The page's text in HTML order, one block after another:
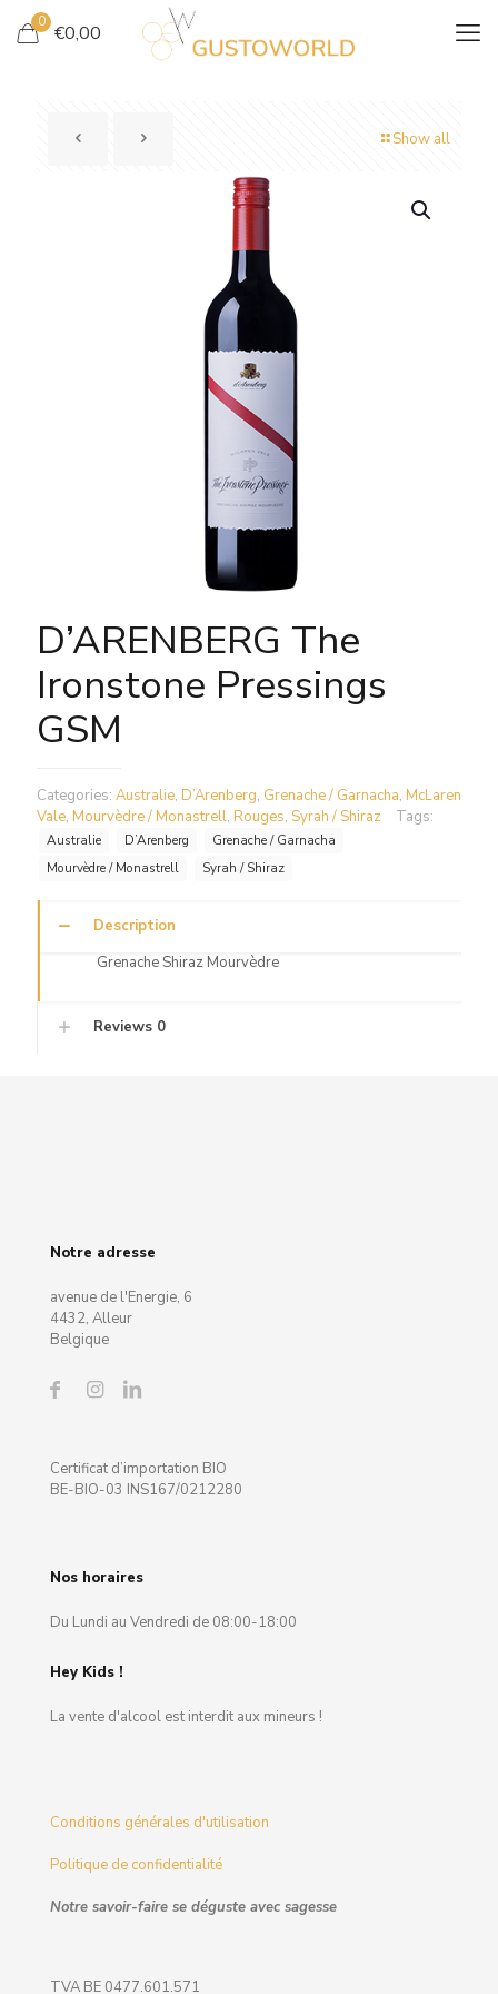
0 €0,00
Show all
D’ARENBERG The
Ironstone Pressings
GSM
Categories: Australie, D’Arenberg, Grenache / Garnacha, McLaren
Vale, Mourvèdre / Monastrell, Rouges, Syrah / Shiraz Tags:
Australie D’Arenberg
Grenache / Garnacha
Mourvèdre / Monastrell
Syrah / Shiraz
Description
Grenache Shiraz Mourvèdre
Reviews 0
Notre adresse
avenue de l'Energie, 6
4432, Alleur
Belgique
Certificat d’importation BIO
BE-BIO-03 INS167/0212280
Nos horaires
Du Lundi au Vendredi de 08:00-18:00
Hey Kids !
La vente d'alcool est interdit aux mineurs !
Conditions générales d'utilisation
Politique de confidentialité
Notre savoir-faire se déguste avec sagesse
TVA BE 0477.601.571